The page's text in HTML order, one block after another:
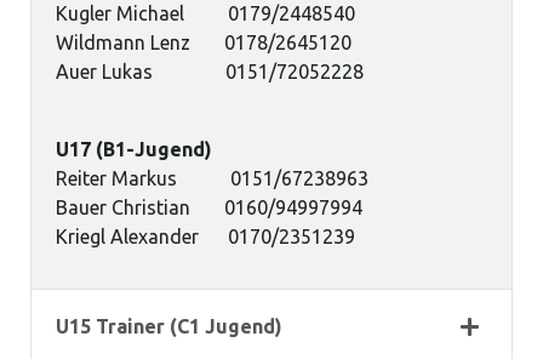
Kugler Michael 0179/2448540
Wildmann Lenz 0178/2645120
Auer Lukas 0151/72052228
U17 (B1-Jugend)
Reiter Markus 0151/67238963
Bauer Christian 0160/94997994
Kriegl Alexander 0170/2351239
U15 Trainer (C1 Jugend)